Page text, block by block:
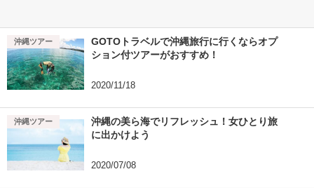
GOTOトラベルで沖縄旅行に行くならオプ
ション付ツアーがおすすめ！
2020/11/18
沖縄ツアー
沖縄の美ら海でリフレッシュ！女ひとり旅
に出かけよう
2020/07/08
沖縄ツアー